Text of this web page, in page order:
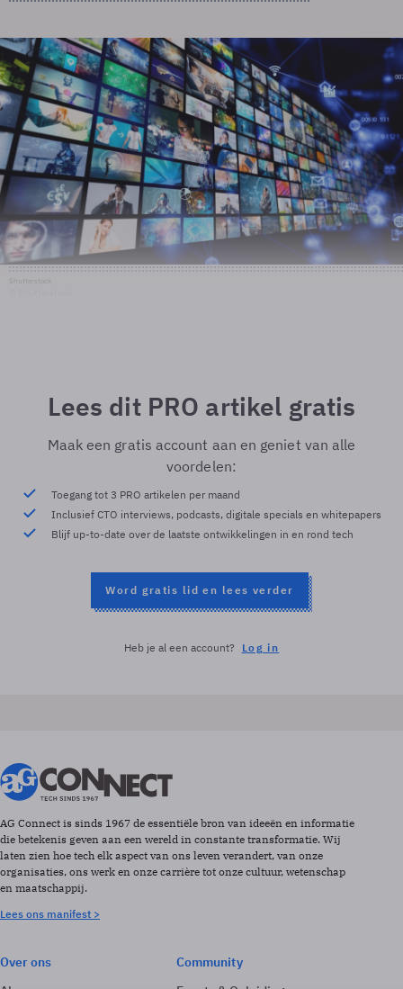
Lees dit PRO artikel gratis
Maak een gratis account aan en geniet van alle
voordelen:
Toegang tot 3 PRO artikelen per maand
Inclusief CTO interviews, podcasts, digitale specials en whitepapers
Blijf up-to-date over de laatste ontwikkelingen in en rond tech
Word gratis lid en lees verder
Heb je al een account? Log in
AG Connect is sinds 1967 de essentiële bron van ideeën en informatie
die betekenis geven aan een wereld in constante transformatie. Wij
laten zien hoe tech elk aspect van ons leven verandert, van onze
organisaties, ons werk en onze carrière tot onze cultuur, wetenschap
en maatschappij.
Lees ons manifest >
Over ons
Community